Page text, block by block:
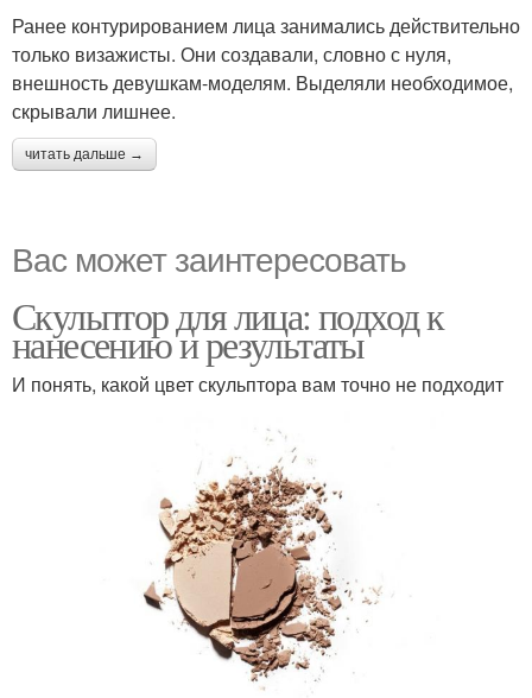
Ранее контурированием лица занимались действительно
только визажисты. Они создавали, словно с нуля,
внешность девушкам-моделям. Выделяли необходимое,
скрывали лишнее.
читать дальше →
Вас может заинтересовать
Скульптор для лица: подход к
нанесению и результаты
И понять, какой цвет скульптора вам точно не подходит